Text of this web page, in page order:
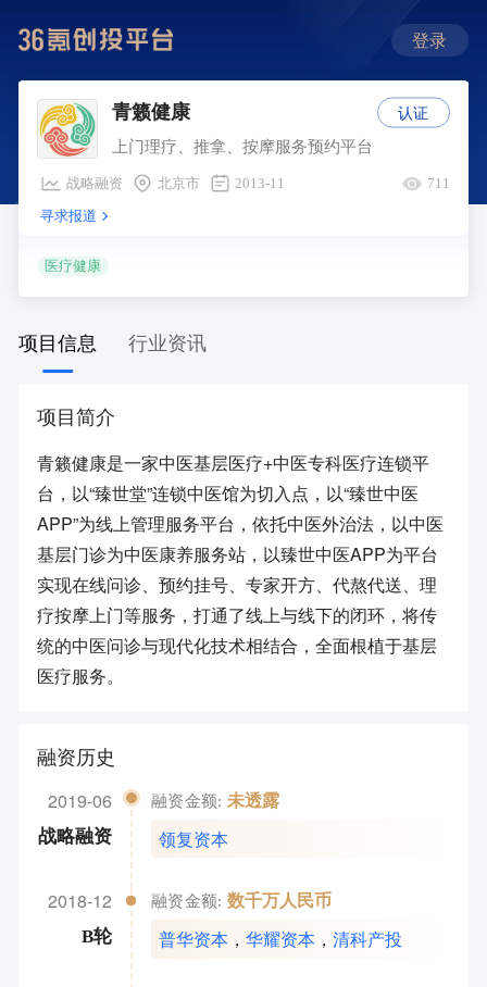
登录
青籁健康
上门理疗、推拿、按摩服务预约平台
战略融资 北京市 2013-11 711
寻求报道
医疗健康
认证
项目信息 行业资讯
项目简介
青籁健康是一家中医基层医疗+中医专科医疗连锁平
台，以“臻世堂”连锁中医馆为切入点，以“臻世中医
APP”为线上管理服务平台，依托中医外治法，以中医
基层门诊为中医康养服务站，以臻世中医APP为平台
实现在线问诊、预约挂号、专家开方、代熬代送、理
疗按摩上门等服务，打通了线上与线下的闭环，将传
统的中医问诊与现代化技术相结合，全面根植于基层
医疗服务。
融资历史
2019-06
战略融资
融资金额: 未透露
领复资本
2018-12
B轮
融资金额: 数千万人民币
普华资本 ，华耀资本 ，清科产投